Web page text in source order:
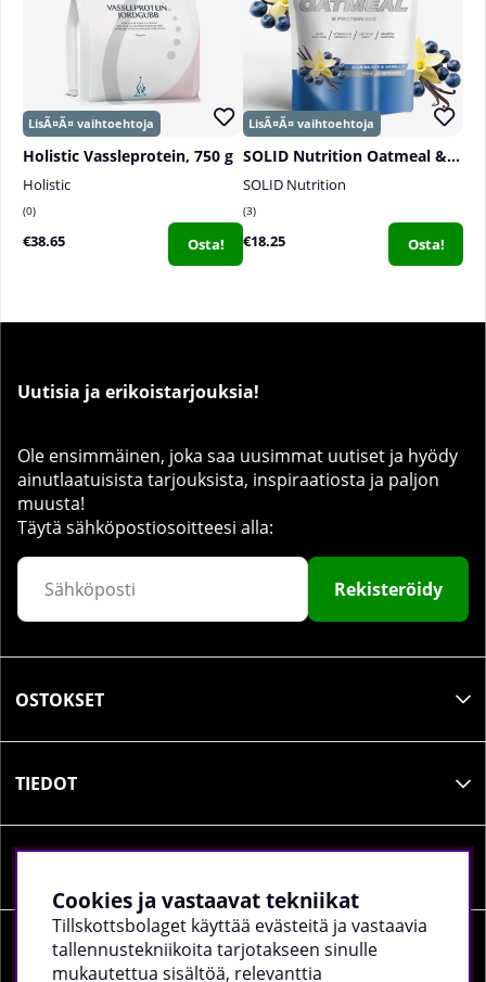
Holistic Vassleprotein, 750 g
Holistic
0
€38.65 Osta!
SOLID Nutrition Oatmeal & Protein Mix, 750 g
SOLID Nutrition
3
€18.25 Osta!
Uutisia ja erikoistarjouksia!
Ole ensimmäinen, joka saa uusimmat uutiset ja hyödy
ainutlaatuisista tarjouksista, inspiraatiosta ja paljon
muusta!
Täytä sähköpostiosoitteesi alla:
Rekisteröidy
OSTOKSET
TIEDOT
YRITYKSEN TIEDOT
Cookies ja vastaavat tekniikat
Tillskottsbolaget käyttää evästeitä ja vastaavia
tallennustekniikoita tarjotakseen sinulle
mukautettua sisältöä, relevanttia